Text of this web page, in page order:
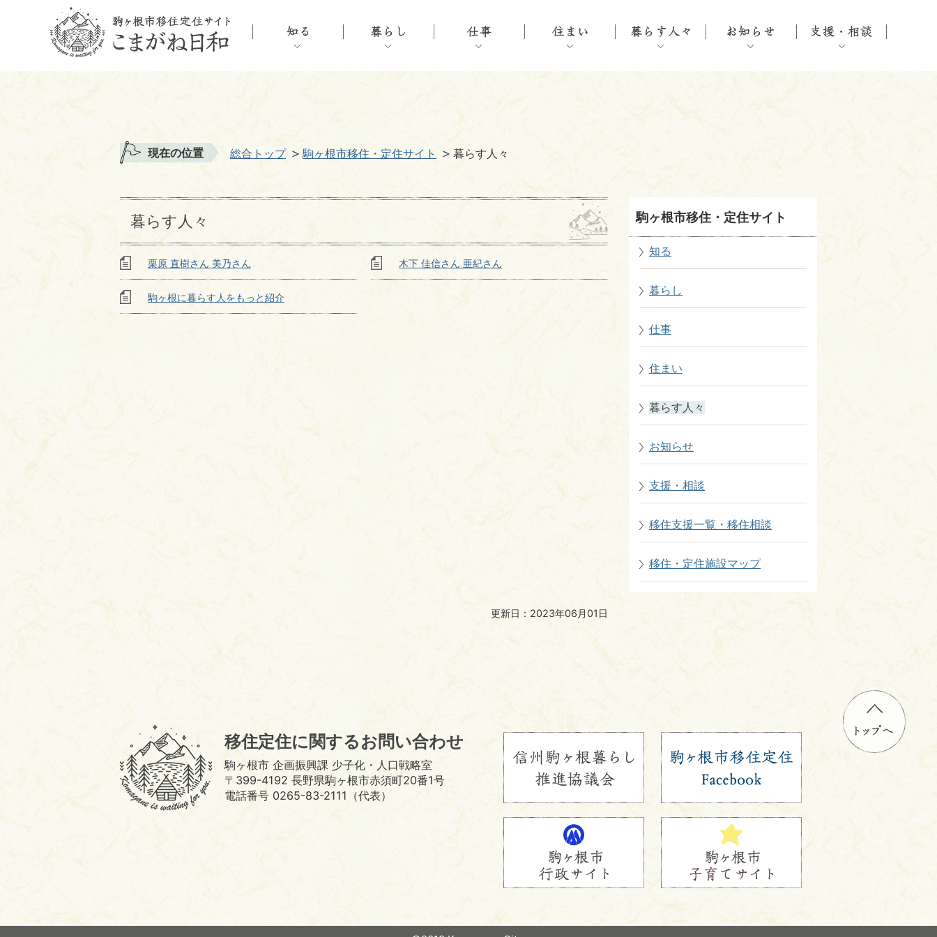
現在の位置 総合トップ 駒ヶ根市移住・定住サイト 暮らす人々
暮らす人々
栗原 直樹さん 美乃さん 木下 佳信さん 亜紀さん
駒ヶ根に暮らす人をもっと紹介
駒ヶ根市移住・定住サイト
知る
暮らし
仕事
住まい
暮らす人々
お知らせ
支援・相談
移住支援一覧・移住相談
移住・定住施設マップ
更新日：2023年06月01日
根
市
移
移住定住に関するお問い合わせ
駒ヶ根市 企画振興課 少子化・人口戦略室
〒399-4192 長野県駒ヶ根市赤須町20番1号
電話番号 0265-83-2111（代表）